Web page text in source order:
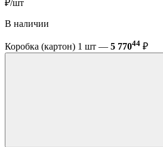
₽/шт
В наличии
Коробка (картон) 1 шт — 5 77044 ₽